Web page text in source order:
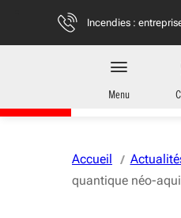
Vous naviguez en mode anonymisé,
Incendies :
Entreprises
en Nouvelle-
Menu
Accueil
quantique néo-